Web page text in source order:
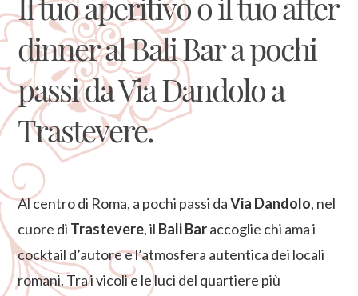
dinner al Bali Bar a pochi
passi da Via Dandolo a
Trastevere.
Al centro di Roma, a pochi passi daVia Dandolo, nel
cuore di Trastevere, il Bali Baraccoglie chi ama i
cocktail d’autore e l’atmosfera autentica dei locali
romani. Tra i vicoli e le luci del quartiere più